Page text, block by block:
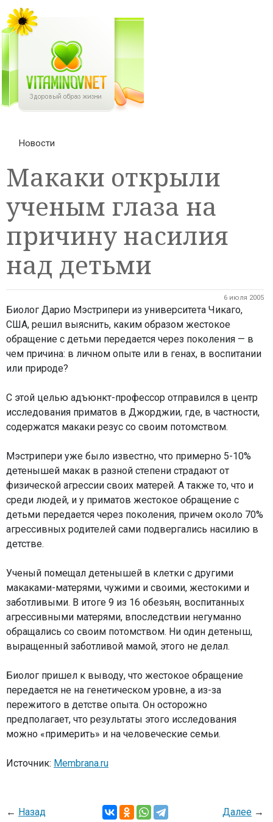
Новости
Макаки открыли
ученым глаза на
причину насилия
над детьми
6 июля 2005
Биолог Дарио Мэстрипери из университета Чикаго,
США, решил выяснить, каким образом жестокое
обращение с детьми передается через поколения — в
чем причина: в личном опыте или в генах, в воспитании
или природе?
С этой целью адъюнкт-профессор отправился в центр
исследования приматов в Джорджии, где, в частности,
содержатся макаки резус со своим потомством.
Мэстрипери уже было известно, что примерно 5-10%
детенышей макак в разной степени страдают от
физической агрессии своих матерей. А также то, что и
среди людей, и у приматов жестокое обращение с
детьми передается через поколения, причем около 70%
агрессивных родителей сами подвергались насилию в
детстве.
Ученый помещал детенышей в клетки с другими
макаками-матерями, чужими и своими, жестокими и
заботливыми. В итоге 9 из 16 обезьян, воспитанных
агрессивными матерями, впоследствии негуманно
обращались со своим потомством. Ни один детеныш,
выращенный заботливой мамой, этого не делал.
Биолог пришел к выводу, что жестокое обращение
передается не на генетическом уровне, а из-за
пережитого в детстве опыта. Он осторожно
предполагает, что результаты этого исследования
можно «примерить» и на человеческие семьи.
Источник: Membrana.ru
← Назад Далее →